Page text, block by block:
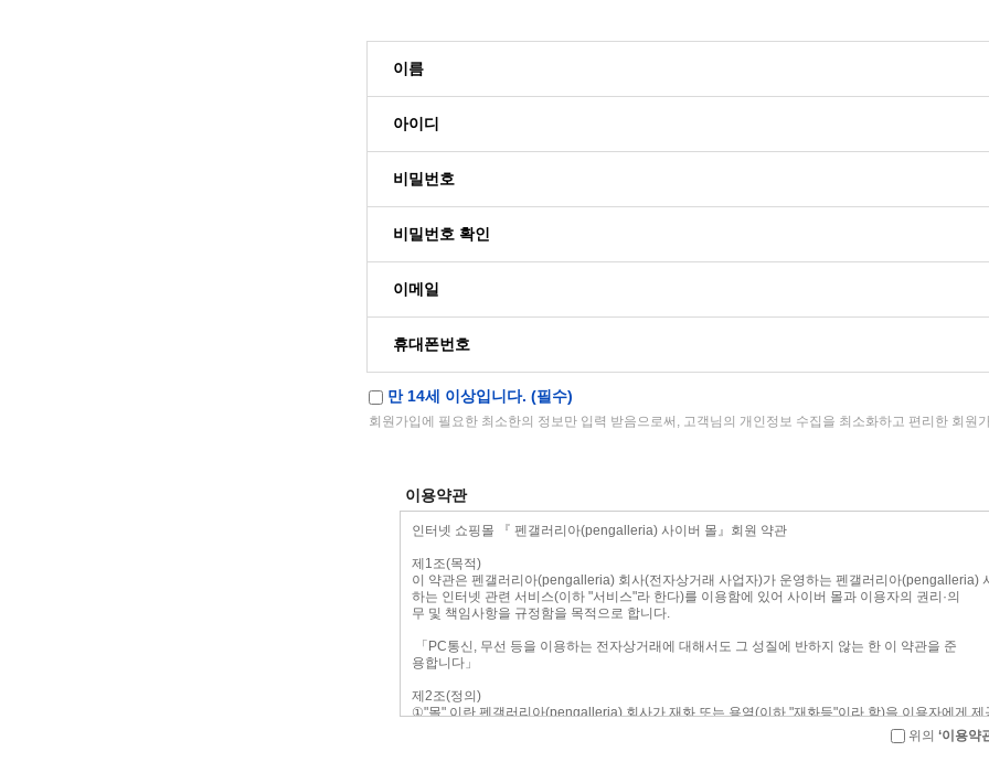
이름
아이디
비밀번호
비밀번호 확인
이메일
휴대폰번호
만 14세 이상입니다. (필수)
회원가입에 필요한 최소한의 정보만 입력 받음으로써, 고객님의 개인정보 수집을 최소화하고 편리한 회원
이용약관
위의 ‘이용약